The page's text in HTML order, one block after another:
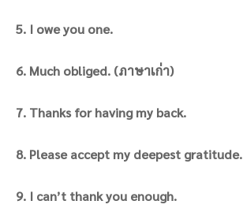
5. I owe you one.
6. Much obliged. (ภาษาเก่า)
7. Thanks for having my back.
8. Please accept my deepest gratitude.
9. I can’t thank you enough.